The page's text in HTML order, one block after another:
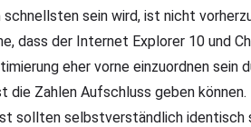
schnellsten sein wird, ist nicht
dass der Internet Explorer 10 und
eher vorne einzuordnen sein
die Zahlen Aufschluss geben
sollten selbstverständlich identisch